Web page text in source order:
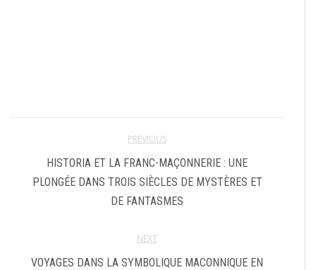
PREVIOUS
HISTORIA ET LA FRANC-MAÇONNERIE : UNE
PLONGÉE DANS TROIS SIÈCLES DE MYSTÈRES ET
DE FANTASMES
NEXT
VOYAGES DANS LA SYMBOLIQUE MACONNIQUE EN